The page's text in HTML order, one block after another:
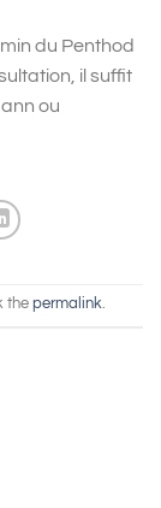
du Penthod
il suffit
ou
the permalink.